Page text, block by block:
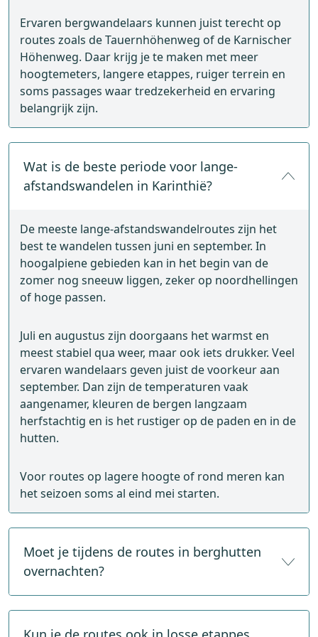
Ervaren bergwandelaars kunnen juist terecht op
routes zoals de Tauernhöhenweg of de Karnischer
Höhenweg. Daar krijg je te maken met meer
hoogtemeters, langere etappes, ruiger terrein en
soms passages waar tredzekerheid en ervaring
belangrijk zijn.
Wat is de beste periode voor lange-
afstandswandelen in Karinthië?
De meeste lange-afstandswandelroutes zijn het
best te wandelen tussen juni en september. In
hoogalpiene gebieden kan in het begin van de
zomer nog sneeuw liggen, zeker op noordhellingen
of hoge passen.
Juli en augustus zijn doorgaans het warmst en
meest stabiel qua weer, maar ook iets drukker. Veel
ervaren wandelaars geven juist de voorkeur aan
september. Dan zijn de temperaturen vaak
aangenamer, kleuren de bergen langzaam
herfstachtig en is het rustiger op de paden en in de
hutten.
Voor routes op lagere hoogte of rond meren kan
het seizoen soms al eind mei starten.
Moet je tijdens de routes in berghutten
overnachten?
Niet altijd. Sommige routes bestaan uit echte
huttentochten waarbij je meerdere nachten in